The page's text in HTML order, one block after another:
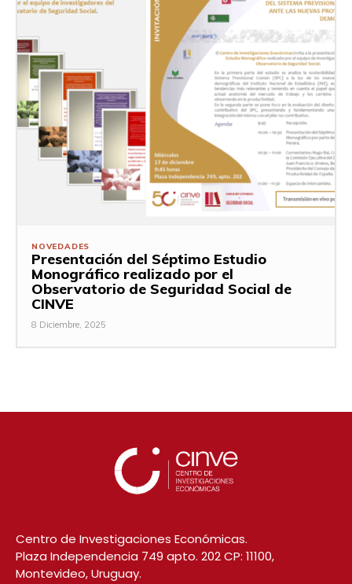
NOVEDADES
Presentación del Séptimo Estudio
Monográfico realizado por el
Observatorio de Seguridad Social de
CINVE
8 Diciembre, 2025
Centro de Investigaciones Económicas.
Plaza Independencia 749 apto. 202 CP: 11100,
Montevideo, Uruguay.